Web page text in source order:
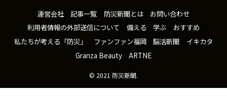
運営会社 記事一覧 防災新聞とは
お問い合わせ
利用者情報の外部送信について
備える 学ぶ
おすすめ
私たちが考える「防災」
ファンファン福岡 脳活新聞
イキカタ
Granza Beauty
ARTNE
© 2021 防災新聞.